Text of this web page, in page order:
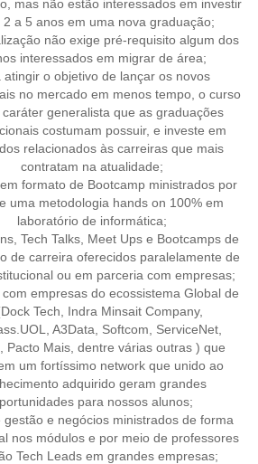
mas não estão interessados em investir
2 a 5 anos em uma nova graduação;
não exige pré-requisito algum dos
interessados em migrar de área;
atingir o objetivo de lançar os novos
no mercado em menos tempo, o curso
generalista que as graduações
costumam possuir, e investe em
relacionados às carreiras que mais
contratam na atualidade;
formato de Bootcamp ministrados por
uma metodologia hands on 100% em
laboratório de informática;
Tech Talks, Meet Ups e Bootcamps de
de carreira oferecidos paralelamente de
ou em parceria com empresas;
com empresas do ecossistema Global de
Tech, Indra Minsait Company,
A3Data, Softcom, ServiceNet,
Pacto Mais, dentre várias outras ) que
um fortíssimo network que unido ao
adquirido geram grandes
para nossos alunos;
gestão e negócios ministrados de forma
nos módulos e por meio de professores
Tech Leads em grandes empresas;